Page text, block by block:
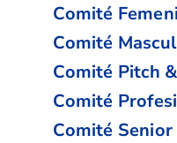
Comité
Comité
Comité Pitch
Comité
Comité Senior